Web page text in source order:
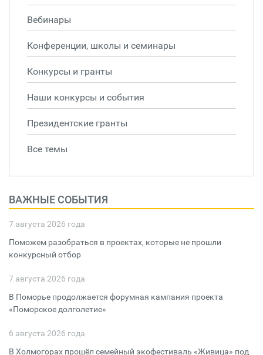
Вебинары
Конференции, школы и семинары
Конкурсы и гранты
Наши конкурсы и события
Президентские гранты
Все темы
ВАЖНЫЕ СОБЫТИЯ
7 августа 2026 года
Поможем разобраться в проектах, которые не прошли
конкурсный отбор
7 августа 2026 года
В Поморье продолжается форумная кампания проекта
«Поморское долголетие»
6 августа 2026 года
В Холмогорах прошёл семейный экофестиваль «Живица» под